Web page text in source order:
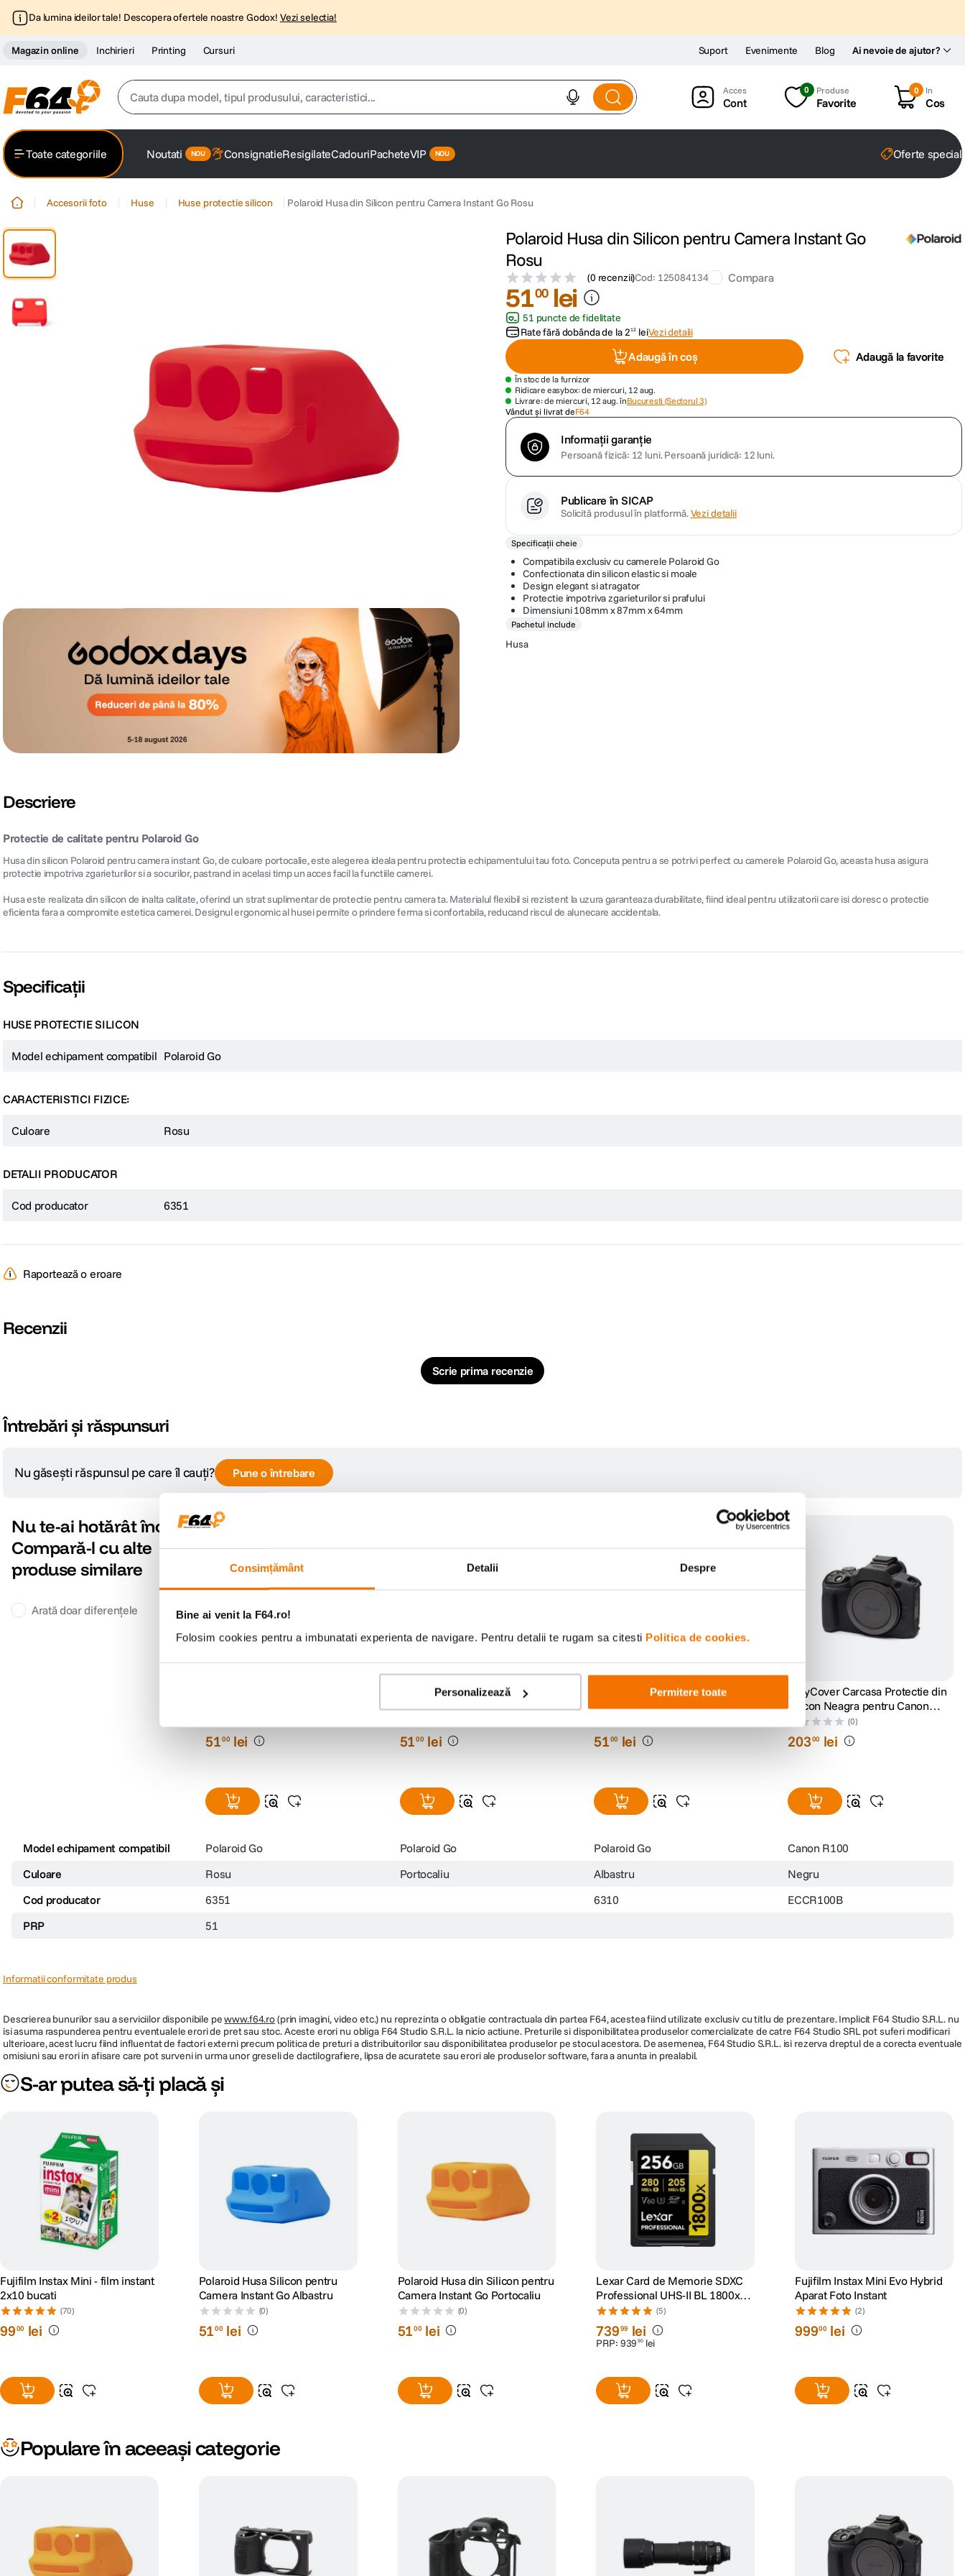
Consimțământ Detalii Despre
Bine ai venit la F64.ro!
Folosim cookies pentru a imbunatati experienta de navigare. Pentru detalii te rugam sa citesti Politica de cookies.
Personalizează Permitere toate
Da lumina ideilor tale! Descopera ofertele noastre Godox! Vezi selectia!
Magazin online Inchirieri Printing Cursuri Ai nevoie de ajutor?
Suport Evenimente Blog
Cauta dupa model, tipul produsului, caracteristici...
2 trepied
lavaliera
7 card memorie
dji mic mini
dji osmo
insta 360
Cont
0 Produse
Favorite
0 In
Cos
Toate categoriile Noutati ConsignatieResigilateCadouriPacheteVIP Oferte
Accesorii foto Huse Huse protectie silicon Polaroid Husa din Silicon pentru Camera Instant Go Rosu
Polaroid Husa din Silicon pentru Camera Instant Go
Rosu
(0 recenzii)Cod: 125084134 Compara
5100 lei
51 puncte de fidelitate
Rate fără dobânda de la212 leiVezi detalii
Adaugă în coș Adaugă la favorite
În stoc de la furnizor
Ridicare easybox: de miercuri, 12 aug.
Livrare: de miercuri, 12 aug. înBucuresti (Sectorul 3)
Vândut și livrat deF64
Informații garanție
Persoană fizică: 12 luni.Persoană juridică: 12 luni.
Publicare în SICAP
Solicită produsul în platformă.Vezi detalii
Specificații cheie
Compatibila exclusiv cu camerele Polaroid Go
Confectionata din silicon elastic si moale
Design elegant si atragator
Protectie impotriva zgarieturilor si prafului
Dimensiuni 108mm x 87mm x 64mm
Pachetul include
Husa
Descriere
Protectie de calitate pentru Polaroid Go
Husa din silicon Polaroid pentru camera instant Go, de culoare portocalie, este alegerea ideala pentru protectia echipamentului tau foto. Conceputa pentru a se potrivi perfect cu camerele Polaroid Go, aceasta husa asigura
protectie impotriva zgarieturilor si a socurilor, pastrand in acelasi timp un acces facil la functiile camerei.
Husa este realizata din silicon de inalta calitate, oferind un strat suplimentar de protectie pentru camera ta. Materialul flexibil si rezistent la uzura garanteaza durabilitate, fiind ideal pentru utilizatorii care isi doresc o protectie
eficienta fara a compromite estetica camerei. Designul ergonomic al husei permite o prindere ferma si confortabila, reducand riscul de alunecare accidentala.
Specificații
HUSE PROTECTIE SILICON
Model echipament compatibil Polaroid Go
CARACTERISTICI FIZICE:
Culoare Rosu
DETALII PRODUCATOR
Cod producator 6351
Raportează o eroare
Recenzii
Scrie prima recenzie
Întrebări și răspunsuri
Nu găsești răspunsul pe care îl cauți? Pune o întrebare
Nu te-ai hotărât încă?
Compară-l cu alte
produse similare
Arată doar diferențele
5100 lei
Polaroid Husa din Silicon pentru
Camera Instant Go Portocaliu
5100 lei
Polaroid Husa Silicon pentru
Camera Instant Go Albastru
5100 lei
EasyCover Carcasa Protectie din
Silicon Neagra pentru Canon
R100
(0)
20300 lei
Model echipament compatibil Polaroid Go Polaroid Go Polaroid Go
Canon R100
Culoare
Rosu Portocaliu Albastru
Negru
Cod producator
6351 6310
ECCR100B
PRP
51
Informatii conformitate produs
Descrierea bunurilor sau a serviciilor disponibile pewww.f64.ro(prin imagini, video etc.) nu reprezinta o obligatie contractuala din partea F64, acestea fiind utilizate exclusiv cu titlu de prezentare. Implicit F64 Studio S.R.L. nu
isi asuma raspunderea pentru eventualele erori de pret sau stoc. Aceste erori nu obliga F64 Studio S.R.L. la nicio actiune. Preturile si disponibilitatea produselor comercializate de catre F64 Studio SRL pot suferi modificari
ulterioare, acest lucru fiind influentat de factori externi precum politica de preturi a distribuitorilor sau disponibilitatea produselor pe stocul acestora. De asemenea, F64 Studio S.R.L. isi rezerva dreptul de a corecta eventuale
omisiuni sau erori in afisare care pot surveni in urma unor greseli de dactilografiere, lipsa de acuratete sau erori ale produselor software, fara a anunta in prealabil.
S-ar putea să-ți placă și
Fujifilm Instax Mini - film instant
2x10 bucati
(70)
9900 lei
Polaroid Husa Silicon pentru
Camera Instant Go Albastru
(0)
5100 lei
Polaroid Husa din Silicon pentru
Camera Instant Go Portocaliu
(0)
5100 lei
Lexar Card de Memorie SDXC
Professional UHS-II BL 1800x
256GB V60 Gold
(5)
73999 lei
PRP: 939 90 lei
Fujifilm Instax Mini Evo Hybrid
Aparat Foto Instant
(2)
99900 lei
Populare în aceeași categorie